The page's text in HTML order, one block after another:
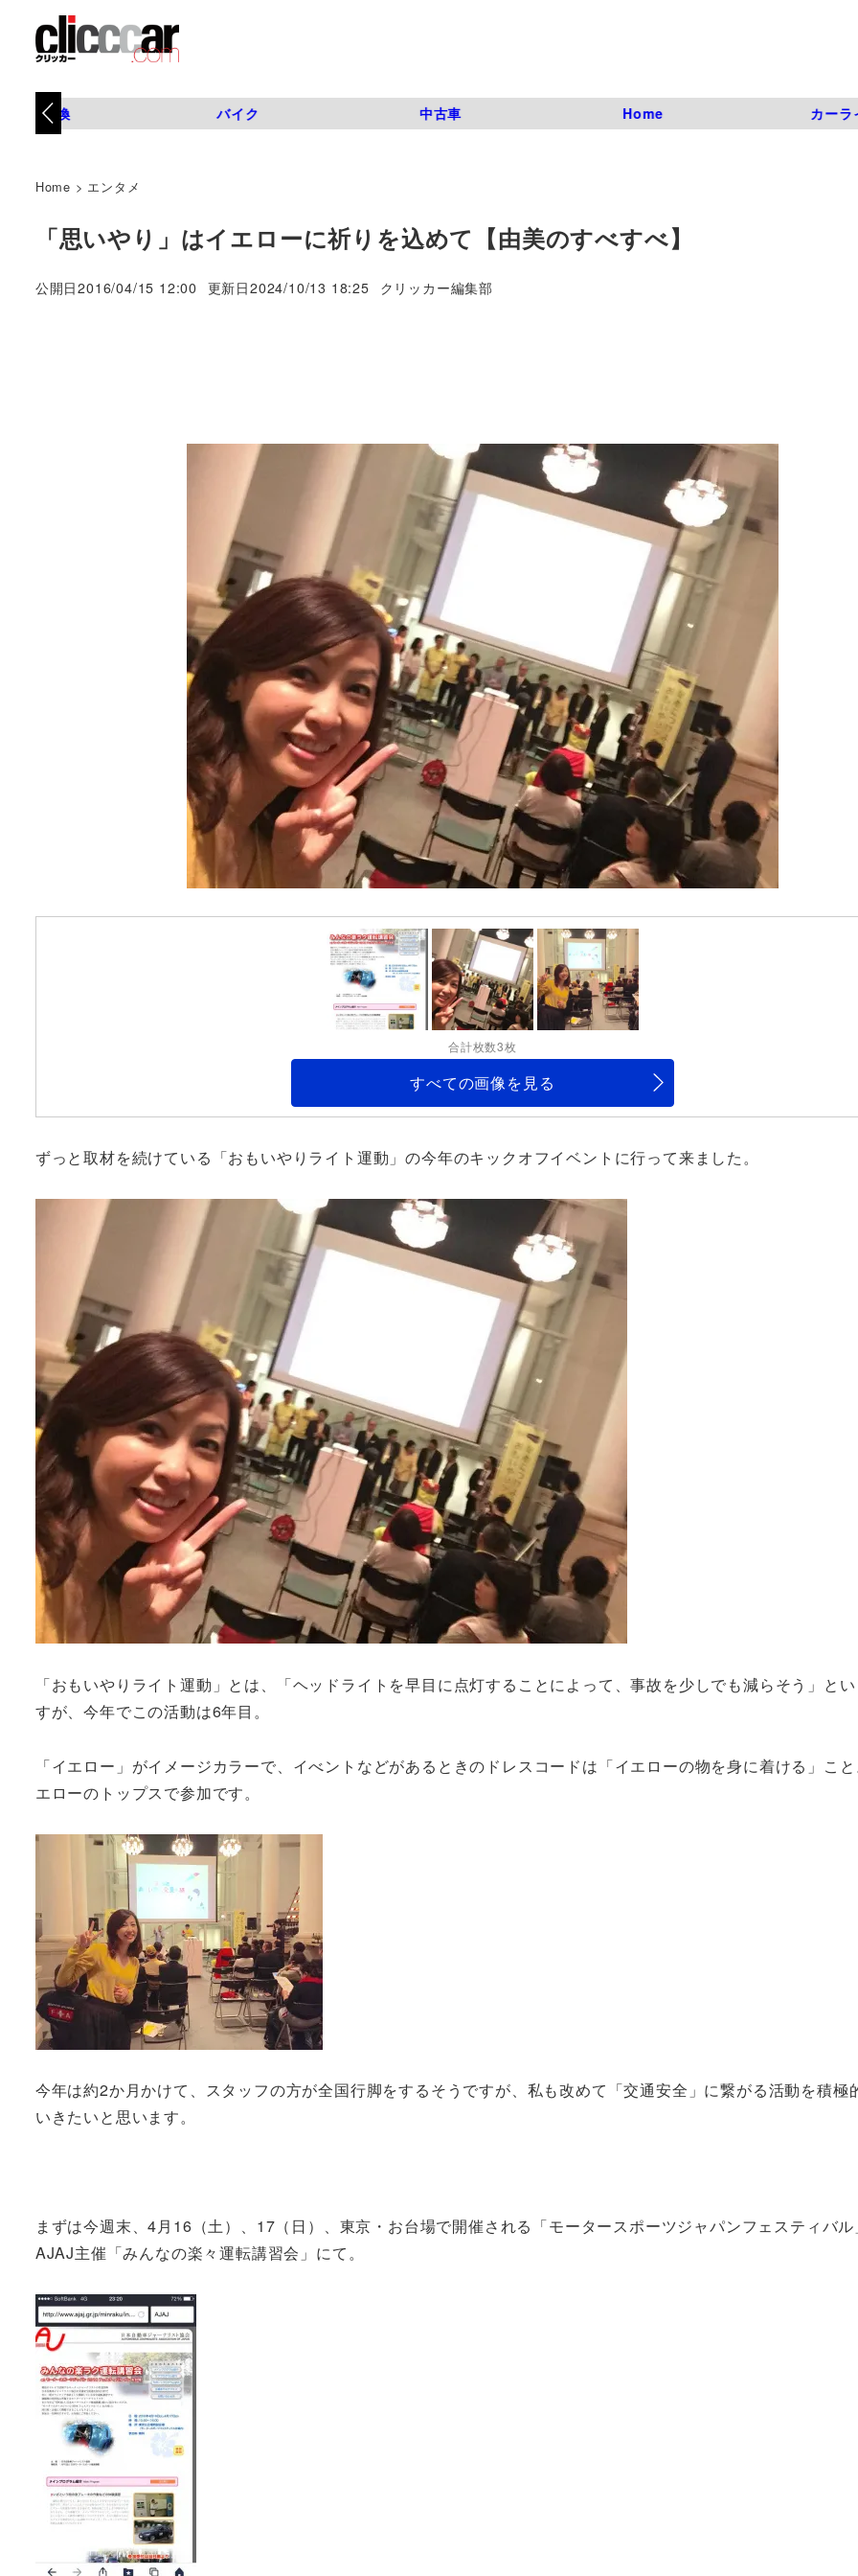
タイヤ交換 バイク 中古車 Home カーラ
Home > エンタメ
「思いやり」はイエローに祈りを込めて【由美のすべすべ】
公開日2016/04/15 12:00 更新日2024/10/13 18:25
著
クリッカー編集部
合計枚数3枚
すべての画像を見る
ずっと取材を続けている「おもいやりライト運動」の今年のキックオフイベントに行って来ました。
「おもいやりライト運動」とは、「ヘッドライトを早目に点灯することによって、事故を少しでも減らそう」と
すが、今年でこの活動は6年目。
「イエロー」がイメージカラーで、イべントなどがあるときのドレスコードは「イエローの物を身に着ける」こ
エローのトップスで参加です。
今年は約2か月かけて、スタッフの方が全国行脚をするそうですが、私も改めて「交通安全」に繋がる活動を積極
いきたいと思います。
まずは今週末、4月16（土）、17（日）、東京・お台場で開催される「モータースポーツジャパンフェスティバ
AJAJ主催「みんなの楽々運転講習会」にて。